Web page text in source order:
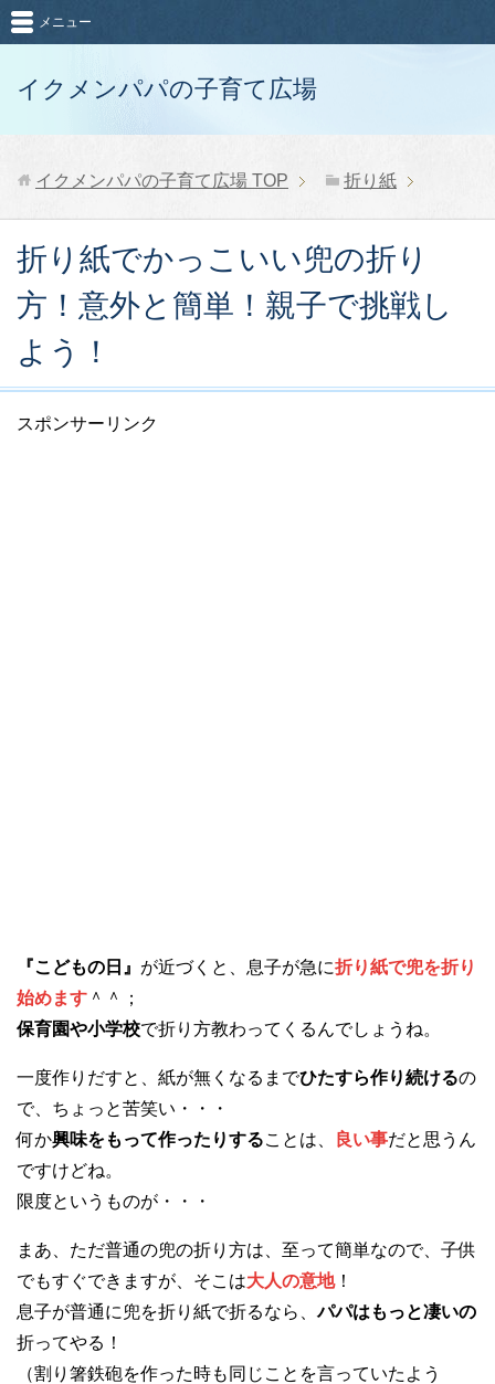
イクメンパパの子育て広場
メニュー
イクメンパパの子育て広場 TOP 折り紙
折り紙でかっこいい兜の折り
方！意外と簡単！親子で挑戦し
よう！
スポンサーリンク
『こどもの日』 が近づくと、息子が急に折り紙で兜を折り
始めます ＾＾；
保育園や小学校で折り方教わってくるんでしょうね。
一度作りだすと、紙が無くなるまでひたすら作り続けるの
で、ちょっと苦笑い・・・
何か興味をもって作ったりすることは、 良い事だと思うん
ですけどね。
限度というものが・・・
まあ、ただ普通の兜の折り方は、至って簡単なので、子供
でもすぐできますが、そこは大人の意地！
息子が普通に兜を折り紙で折るなら、パパはもっと凄いの
折ってやる！
（割り箸鉄砲を作った時も同じことを言っていたよう